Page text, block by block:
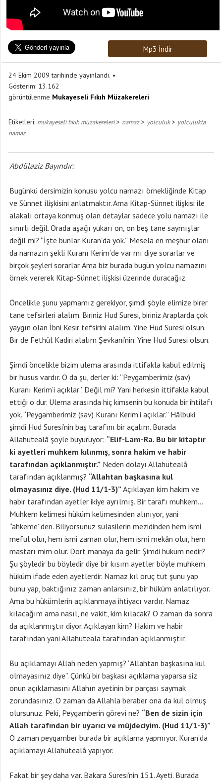
Mp3 İndir
24 Ekim 2009 tarihinde yayınlandı.
Gösterim: 13.162
görüntülenme Mukayeseli Fıkıh Müzakereleri
Etiketleri: mukayeseli fıkıh müzakereleri> namaz> yolculuk> yolculukta
namaz
Abdülaziz Bayındır:
Bugünkü dersimizin konusu yolcu namazı örnekliğinde Kitap
ve Sünnet ilişkisini anlatmaktır. Ama Kitap-Sünnet ilişkisi ile
alakalı ortaya konmuş olan detaylar sadece yolu namazı ile
sınırlı değil. Orada aşağı yukarı on, on beş tane saymışlar
değil mi? “İşte bunlar Kuran’da yok.” Mesela en meşhur olanı
da namazın şekli Kuranı Kerim’de var mı diye sorarlar ve
birçok şeyleri sorarlar. Ama biz burada bugün yolcu namazını
örnek vererek Kitap-Sünnet ilişkisi üzerinde duracağız.
Öncelikle şunu yapmamız gerekiyor, şimdi şöyle elimize birer
tane tefsirleri alalım. Biriniz Hud Suresi, biriniz Araplarda çok
yaygın olan İbni Kesir tefsirini alalım. Yine Hud Suresi olsun.
Bir de Fethül Kadiri alalım Şevkani’nin. Yine Hud Suresi olsun.
Şimdi öncelikle bizim ulema arasında ittifakla kabul edilmiş
bir husus vardır. O da şu, derler ki: “Peygamberimiz (sav)
Kuranı Kerim’i açıklar”. Değil mi? Yani herkesin ittifakla kabul
ettiği o dur. Ulema arasında hiç kimsenin bu konuda bir ihtilafı
yok. “Peygamberimiz (sav) Kuranı Kerim’i açıklar.” Hâlbuki
şimdi Hud Suresi’nin baş tarafını bir açalım. Burada
Allahütealâ şöyle buyuruyor: “Elif-Lam-Ra. Bu bir kitaptır
ki ayetleri muhkem kılınmış, sonra hakim ve habir
tarafından açıklanmıştır.” Neden dolayı Allahütealâ
tarafından açıklanmış? “Allahtan başkasına kul
olmayasınız diye. (Hud 11/1-3)” Açıklayan kim hakim ve
habir tarafından ayetler ikiye ayrılmış. Bir tarafı muhkem…
Muhkem kelimesi hüküm kelimesinden alınıyor, yani
“ahkeme”den. Biliyorsunuz sülasilerin mezidinden hem ismi
meful olur, hem ismi zaman olur, hem ismi mekân olur, hem
mastarı mim olur. Dört manaya da gelir. Şimdi hüküm nedir?
Şu şöyledir bu böyledir diye bir kısım ayetler böyle muhkem
hüküm ifade eden ayetlerdir. Namaz kıl oruç tut şunu yap
bunu yap, baktığınız zaman anlarsınız, bir hüküm anlatılıyor.
Ama bu hükümlerin açıklanmaya ihtiyacı vardır. Namaz
kılacağım ama nasıl, ne vakit, kim kılacak? O zaman da sonra
da açıklanmıştır diyor. Açıklayan kim? Hakim ve habir
tarafından yani Allahüteala tarafından açıklanmıştır.
Bu açıklamayı Allah neden yapmış? “Allahtan başkasına kul
olmayasınız diye”. Çünkü bir başkası açıklama yaparsa siz
onun açıklamasını Allahın ayetinin bir parçası saymak
zorundasınız. O zaman da Allahla beraber ona da kul olmuş
olursunuz. Peki, Peygamberin görevi ne? “Ben de sizin için
Allah tarafından bir uyarıcı ve müjdeciyim. (Hud 11/1-3)”
O zaman peygamber burada bir açıklama yapmıyor. Kuran’da
açıklamayı Allahütealâ yapıyor.
Fakat bir şey daha var. Bakara Suresi’nin 151. Ayeti. Burada